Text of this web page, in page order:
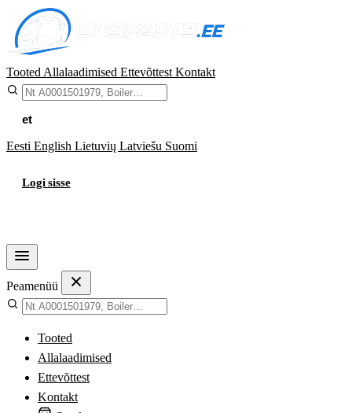
Tooted Allalaadimised Ettevõttest Kontakt
et
Eesti English Lietuvių Latviešu Suomi
Logi sisse
Peamenüü
Tooted
Allalaadimised
Ettevõttest
Kontakt